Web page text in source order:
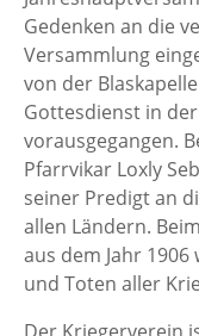
Gedenken an die
Versammlung
von der
Gottesdienst in
vorausgegangen.
Pfarrvikar Loxly
seiner Predigt an
allen Ländern.
aus dem Jahr
und Toten aller